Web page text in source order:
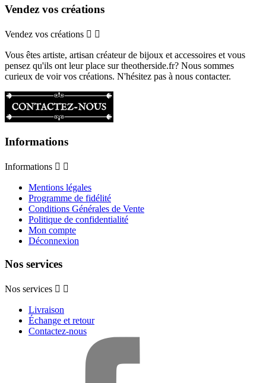
Vendez vos créations
Vendez vos créations  
Vous êtes artiste, artisan créateur de bijoux et accessoires et vous
pensez qu'ils ont leur place sur theotherside.fr? Nous sommes
curieux de voir vos créations. N'hésitez pas à nous contacter.
Informations
Informations  
Mentions légales
Programme de fidélité
Conditions Générales de Vente
Politique de confidentialité
Mon compte
Déconnexion
Nos services
Nos services  
Livraison
Échange et retour
Contactez-nous